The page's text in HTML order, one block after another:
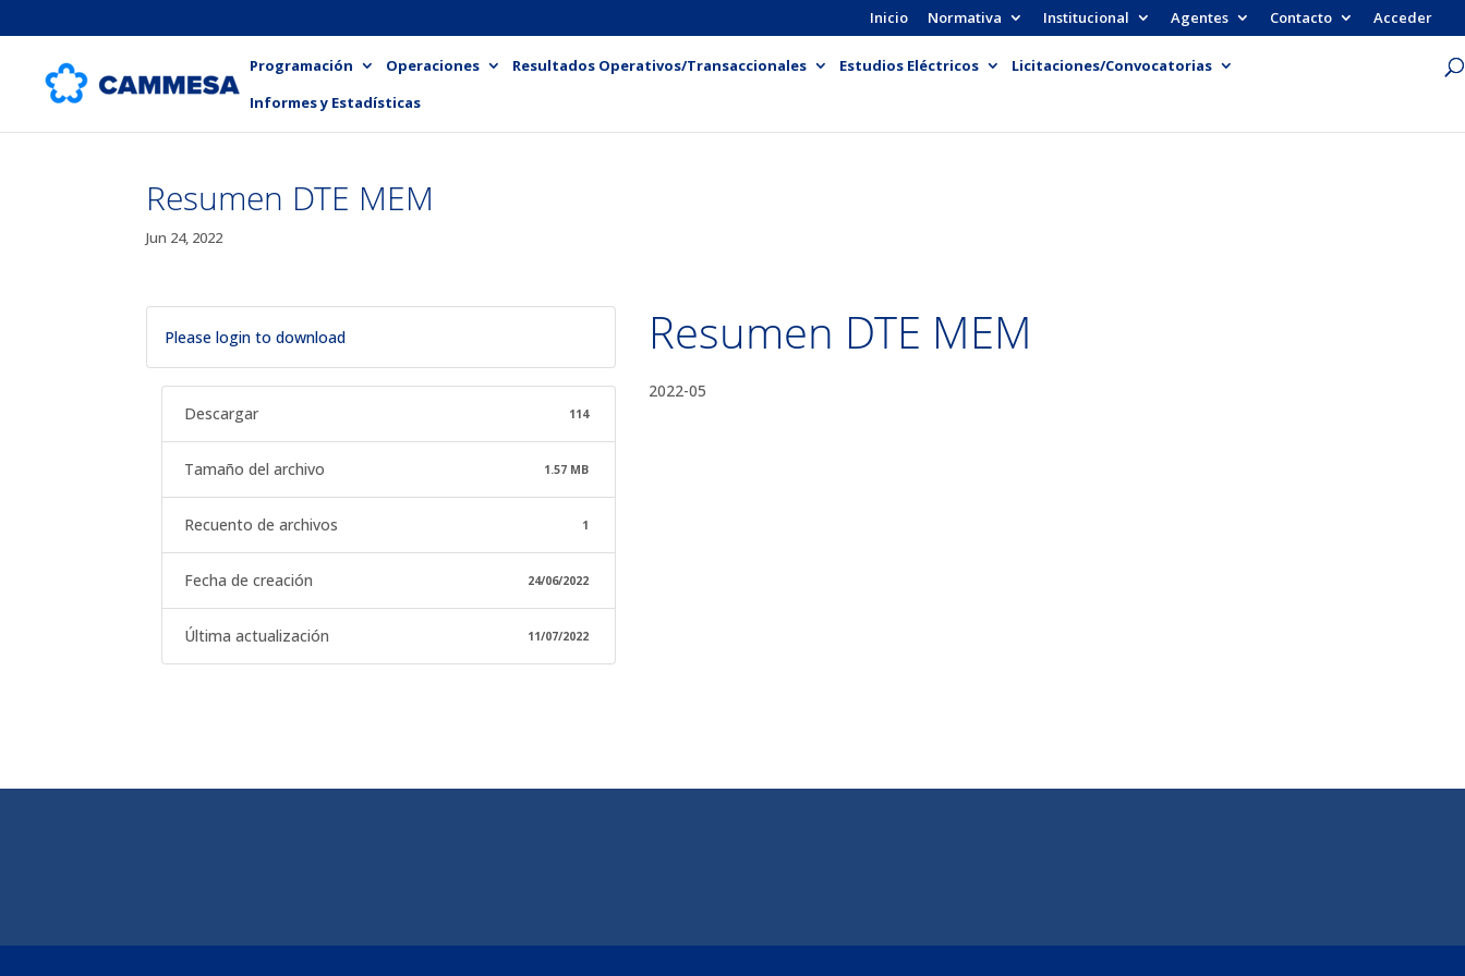
Inicio Normativa Institucional Agentes Contacto Acceder
Programación Operaciones Resultados Operativos/Transaccionales Estudios Eléctricos
Licitaciones/Convocatorias
Informes y Estadísticas
Resumen DTE MEM
Jun 24, 2022
Please login to download
Descargar 114
Tamaño del archivo 1.57 MB
Recuento de archivos 1
Fecha de creación 24/06/2022
Última actualización 11/07/2022
Resumen DTE MEM
2022-05